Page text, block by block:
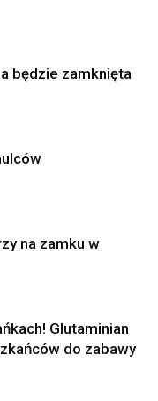
będzie zamknięta
na zamku w
Glutaminian
do zabawy